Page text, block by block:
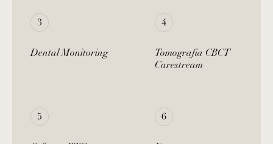
Dental Monitoring
Tomografia CBCT
Carestream